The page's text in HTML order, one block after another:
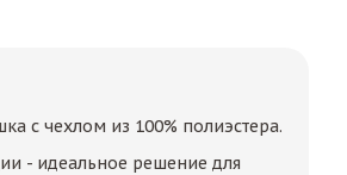
с чехлом из 100% полиэстера.
- идеальное решение для